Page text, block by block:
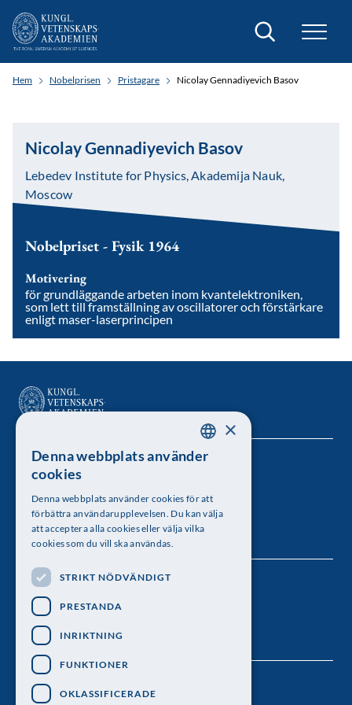
Sök
Hem Nobelprisen Pristagare Nicolay Gennadiyevich Basov
Nicolay Gennadiyevich Basov
Lebedev Institute for Physics, Akademija Nauk,
Moscow
Nobelpriset - Fysik 1964
Motivering
för grundläggande arbeten inom kvantelektroniken,
som lett till framställning av oscillatorer och förstärkare
enligt maser-laserprincipen
Kungl. Vetenskapsakademien
Besöksadress: Lilla Frescativägen 4A
Telefon: 08-673 95 00
Följ oss
SWEDISH
×
Denna webbplats använder
cookies
Denna webbplats använder cookies för att
förbättra användarupplevelsen. Du kan välja
att acceptera alla cookies eller välja vilka
cookies som du vill ska användas.
STRIKT NÖDVÄNDIGT
PRESTANDA
INRIKTNING
FUNKTIONER
OKLASSIFICERADE